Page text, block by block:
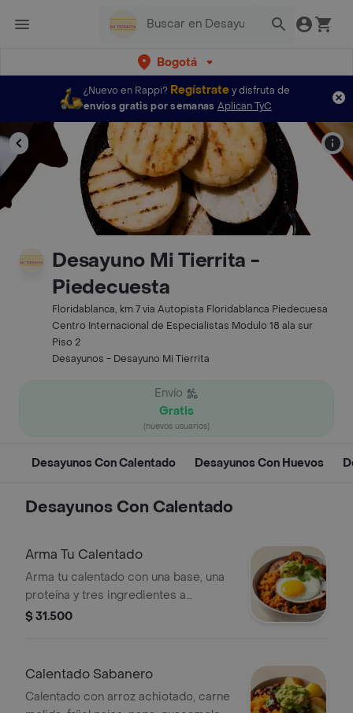
Bogotá
¿Nuevo en Rappi? Regístratey disfruta de
envíos gratis por semanas Aplican TyC
Desayuno Mi Tierrita -
Piedecuesta
Floridablanca, km 7 via Autopista Floridablanca Piedecuesa
Centro Internacional de Especialistas Modulo 18 ala sur
Piso 2
Desayunos - Desayuno Mi Tierrita
Envío
Gratis
(nuevos usuarios)
Desayunos Con Calentado Desayunos Con Huevos
Desayunos Con Calentado
Arma Tu Calentado
Arma tu calentado con una base, una
proteína y tres ingredientes a
elección.
$ 31.500
Calentado Sabanero
Calentado con arroz achiotado, carne